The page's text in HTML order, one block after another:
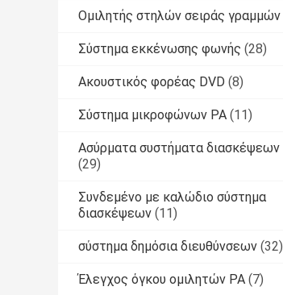
Ομιλητής στηλών σειράς γραμμών
Σύστημα εκκένωσης φωνής (28)
Ακουστικός φορέας DVD (8)
Σύστημα μικροφώνων PA (11)
Ασύρματα συστήματα διασκέψεων
(29)
Συνδεμένο με καλώδιο σύστημα
διασκέψεων (11)
σύστημα δημόσια διευθύνσεων (32)
Έλεγχος όγκου ομιλητών PA (7)